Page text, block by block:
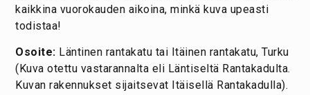
kaikkina vuorokauden aikoina, minkä kuva upeasti
todistaa!
Osoite: Läntinen rantakatu tai Itäinen rantakatu, Turku
(Kuva otettu vastarannalta eli Läntiseltä Rantakadulta.
Kuvan rakennukset sijaitsevat Itäisellä Rantakadulla).